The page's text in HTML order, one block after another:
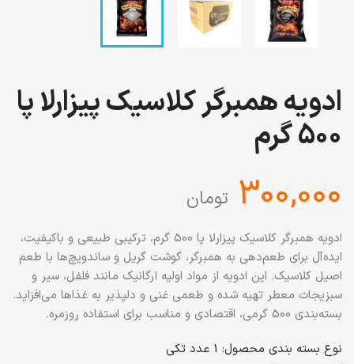
ادویه همبرگر کلاسیک پیزارلا پا
500 گرم
‎300,000 تومان
ادویه همبرگر کلاسیک پیزارلا پا 500 گرم، ترکیبی طبیعی و باکیفیت،
ایده‌آل برای طعم‌دهی به همبرگر، گوشت گریل و ساندویچ‌ها با طعم
اصیل کلاسیک. این ادویه از مواد اولیه ارگانیک مانند فلفل، سیر و
سبزیجات معطر تهیه شده و طعمی غنی و دلپذیر به غذاها می‌افزاید.
بسته‌بندی 500 گرمی، اقتصادی و مناسب برای استفاده روزمره.
نوع بسته بندی محصول: 1 عدد تکی